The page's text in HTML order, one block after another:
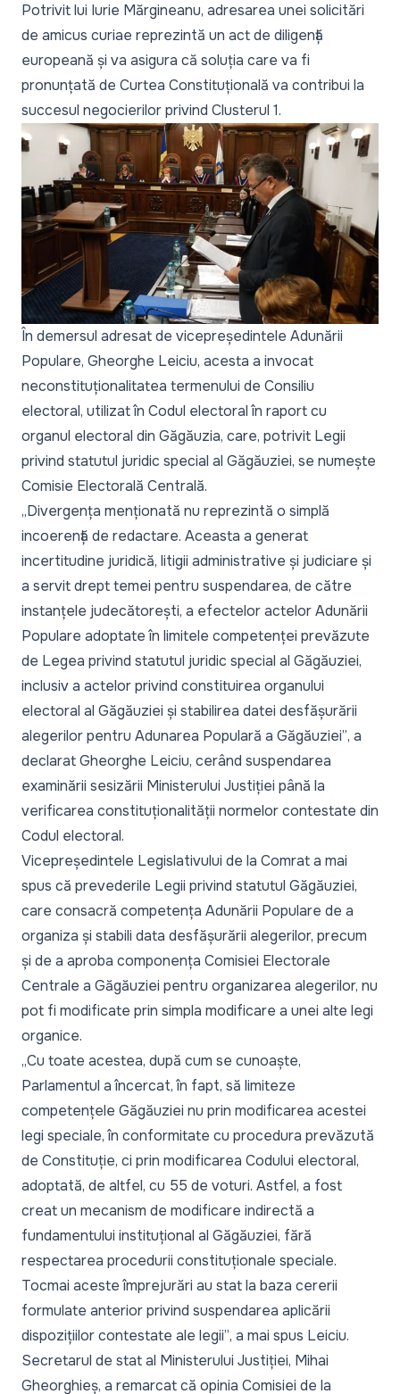
Potrivit lui Iurie Mărgineanu, adresarea unei solicitări
de amicus curiae reprezintă un act de diligență
europeană și va asigura că soluția care va fi
pronunțată de Curtea Constituțională va contribui la
succesul negocierilor privind Clusterul 1.
În demersul adresat de vicepreședintele Adunării
Populare, Gheorghe Leiciu, acesta a invocat
neconstituționalitatea termenului de Consiliu
electoral, utilizat în Codul electoral în raport cu
organul electoral din Găgăuzia, care, potrivit Legii
privind statutul juridic special al Găgăuziei, se numește
Comisie Electorală Centrală.
„Divergența menționată nu reprezintă o simplă
incoerență de redactare. Aceasta a generat
incertitudine juridică, litigii administrative și judiciare și
a servit drept temei pentru suspendarea, de către
instanțele judecătorești, a efectelor actelor Adunării
Populare adoptate în limitele competenței prevăzute
de Legea privind statutul juridic special al Găgăuziei,
inclusiv a actelor privind constituirea organului
electoral al Găgăuziei și stabilirea datei desfășurării
alegerilor pentru Adunarea Populară a Găgăuziei”, a
declarat Gheorghe Leiciu, cerând suspendarea
examinării sesizării Ministerului Justiției până la
verificarea constituționalității normelor contestate din
Codul electoral.
Vicepreședintele Legislativului de la Comrat a mai
spus că prevederile Legii privind statutul Găgăuziei,
care consacră competența Adunării Populare de a
organiza și stabili data desfășurării alegerilor, precum
și de a aproba componența Comisiei Electorale
Centrale a Găgăuziei pentru organizarea alegerilor, nu
pot fi modificate prin simpla modificare a unei alte legi
organice.
„Cu toate acestea, după cum se cunoaște,
Parlamentul a încercat, în fapt, să limiteze
competențele Găgăuziei nu prin modificarea acestei
legi speciale, în conformitate cu procedura prevăzută
de Constituție, ci prin modificarea Codului electoral,
adoptată, de altfel, cu 55 de voturi. Astfel, a fost
creat un mecanism de modificare indirectă a
fundamentului instituțional al Găgăuziei, fără
respectarea procedurii constituționale speciale.
Tocmai aceste împrejurări au stat la baza cererii
formulate anterior privind suspendarea aplicării
dispozițiilor contestate ale legii”, a mai spus Leiciu.
Secretarul de stat al Ministerului Justiției, Mihai
Gheorghieș, a remarcat că opinia Comisiei de la